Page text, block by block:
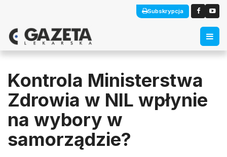
Subskrypcja
Kontrola Ministerstwa
Zdrowia w NIL wpłynie
na wybory w
samorządzie?